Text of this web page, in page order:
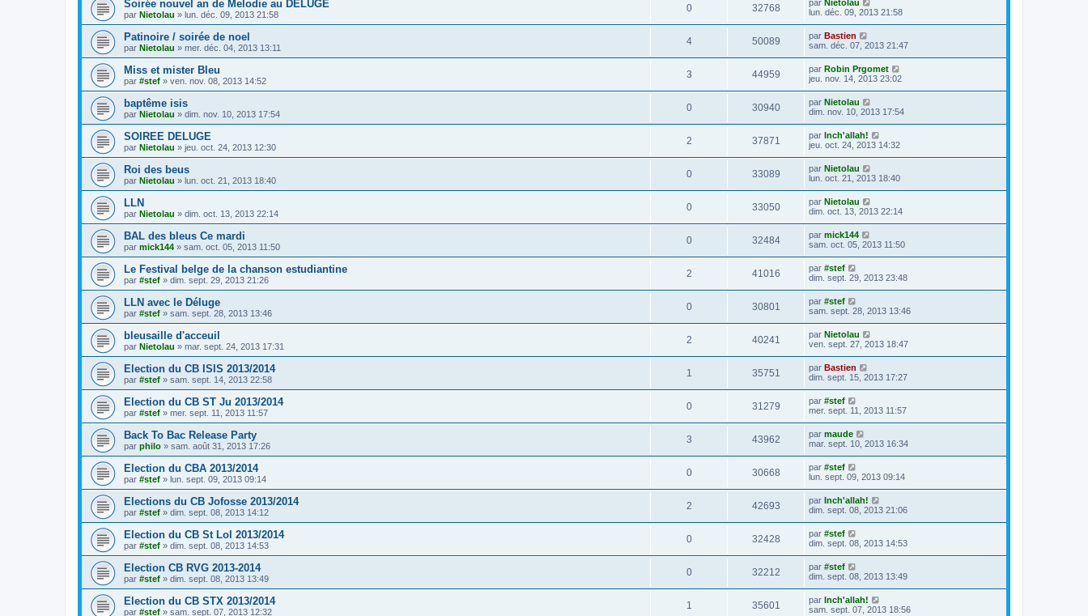
Soirée nouvel an de Melodie au DELUGE
par Nietolau » lun. déc. 09, 2013 21:58
0 32768 par Nietolau
lun. déc. 09, 2013 21:58
Patinoire / soirée de noel
par Nietolau » mer. déc. 04, 2013 13:11
4 50089 par Bastien
sam. déc. 07, 2013 21:47
Miss et mister Bleu
par #stef » ven. nov. 08, 2013 14:52
3 44959 par Robin Prgomet
jeu. nov. 14, 2013 23:02
baptême isis
par Nietolau » dim. nov. 10, 2013 17:54
0 30940 par Nietolau
dim. nov. 10, 2013 17:54
SOIREE DELUGE
par Nietolau » jeu. oct. 24, 2013 12:30
2 37871 par Inch'allah!
jeu. oct. 24, 2013 14:32
Roi des beus
par Nietolau » lun. oct. 21, 2013 18:40
0 33089 par Nietolau
lun. oct. 21, 2013 18:40
LLN
par Nietolau » dim. oct. 13, 2013 22:14
0 33050 par Nietolau
dim. oct. 13, 2013 22:14
BAL des bleus Ce mardi
par mick144 » sam. oct. 05, 2013 11:50
0 32484 par mick144
sam. oct. 05, 2013 11:50
Le Festival belge de la chanson estudiantine
par #stef » dim. sept. 29, 2013 21:26
2 41016 par #stef
dim. sept. 29, 2013 23:48
LLN avec le Déluge
par #stef » sam. sept. 28, 2013 13:46
0 30801 par #stef
sam. sept. 28, 2013 13:46
bleusaille d'acceuil
par Nietolau » mar. sept. 24, 2013 17:31
2 40241 par Nietolau
ven. sept. 27, 2013 18:47
Election du CB ISIS 2013/2014
par #stef » sam. sept. 14, 2013 22:58
1 35751 par Bastien
dim. sept. 15, 2013 17:27
Election du CB ST Ju 2013/2014
par #stef » mer. sept. 11, 2013 11:57
0 31279 par #stef
mer. sept. 11, 2013 11:57
Back To Bac Release Party
par philo » sam. août 31, 2013 17:26
3 43962 par maude
mar. sept. 10, 2013 16:34
Election du CBA 2013/2014
par #stef » lun. sept. 09, 2013 09:14
0 30668 par #stef
lun. sept. 09, 2013 09:14
Elections du CB Jofosse 2013/2014
par #stef » dim. sept. 08, 2013 14:12
2 42693 par Inch'allah!
dim. sept. 08, 2013 21:06
Election du CB St Lol 2013/2014
par #stef » dim. sept. 08, 2013 14:53
0 32428 par #stef
dim. sept. 08, 2013 14:53
Election CB RVG 2013-2014
par #stef » dim. sept. 08, 2013 13:49
0 32212 par #stef
dim. sept. 08, 2013 13:49
Election du CB STX 2013/2014
par #stef » sam. sept. 07, 2013 12:32
1 35601 par Inch'allah!
sam. sept. 07, 2013 18:56